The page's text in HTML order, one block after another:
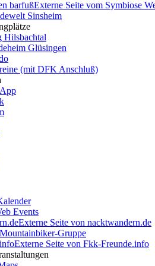
barfußExterne Seite vom Symbiose
Sinsheim
Hilsbachtal
Glüsingen
(mit DFK Anschluß)
Events
Externe Seite von nacktwandern.de
Gruppe
Externe Seite von Fkk-Freunde.info